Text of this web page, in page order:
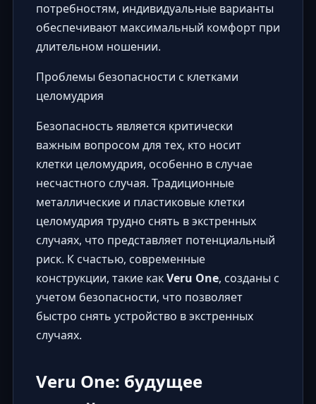
потребностям, индивидуальные варианты
обеспечивают максимальный комфорт при
длительном ношении.
Проблемы безопасности с клетками
целомудрия
Безопасность является критически
важным вопросом для тех, кто носит
клетки целомудрия, особенно в случае
несчастного случая. Традиционные
металлические и пластиковые клетки
целомудрия трудно снять в экстренных
случаях, что представляет потенциальный
риск. К счастью, современные
конструкции, такие какVeru One, созданы с
учетом безопасности, что позволяет
быстро снять устройство в экстренных
случаях.
Veru One: будущее